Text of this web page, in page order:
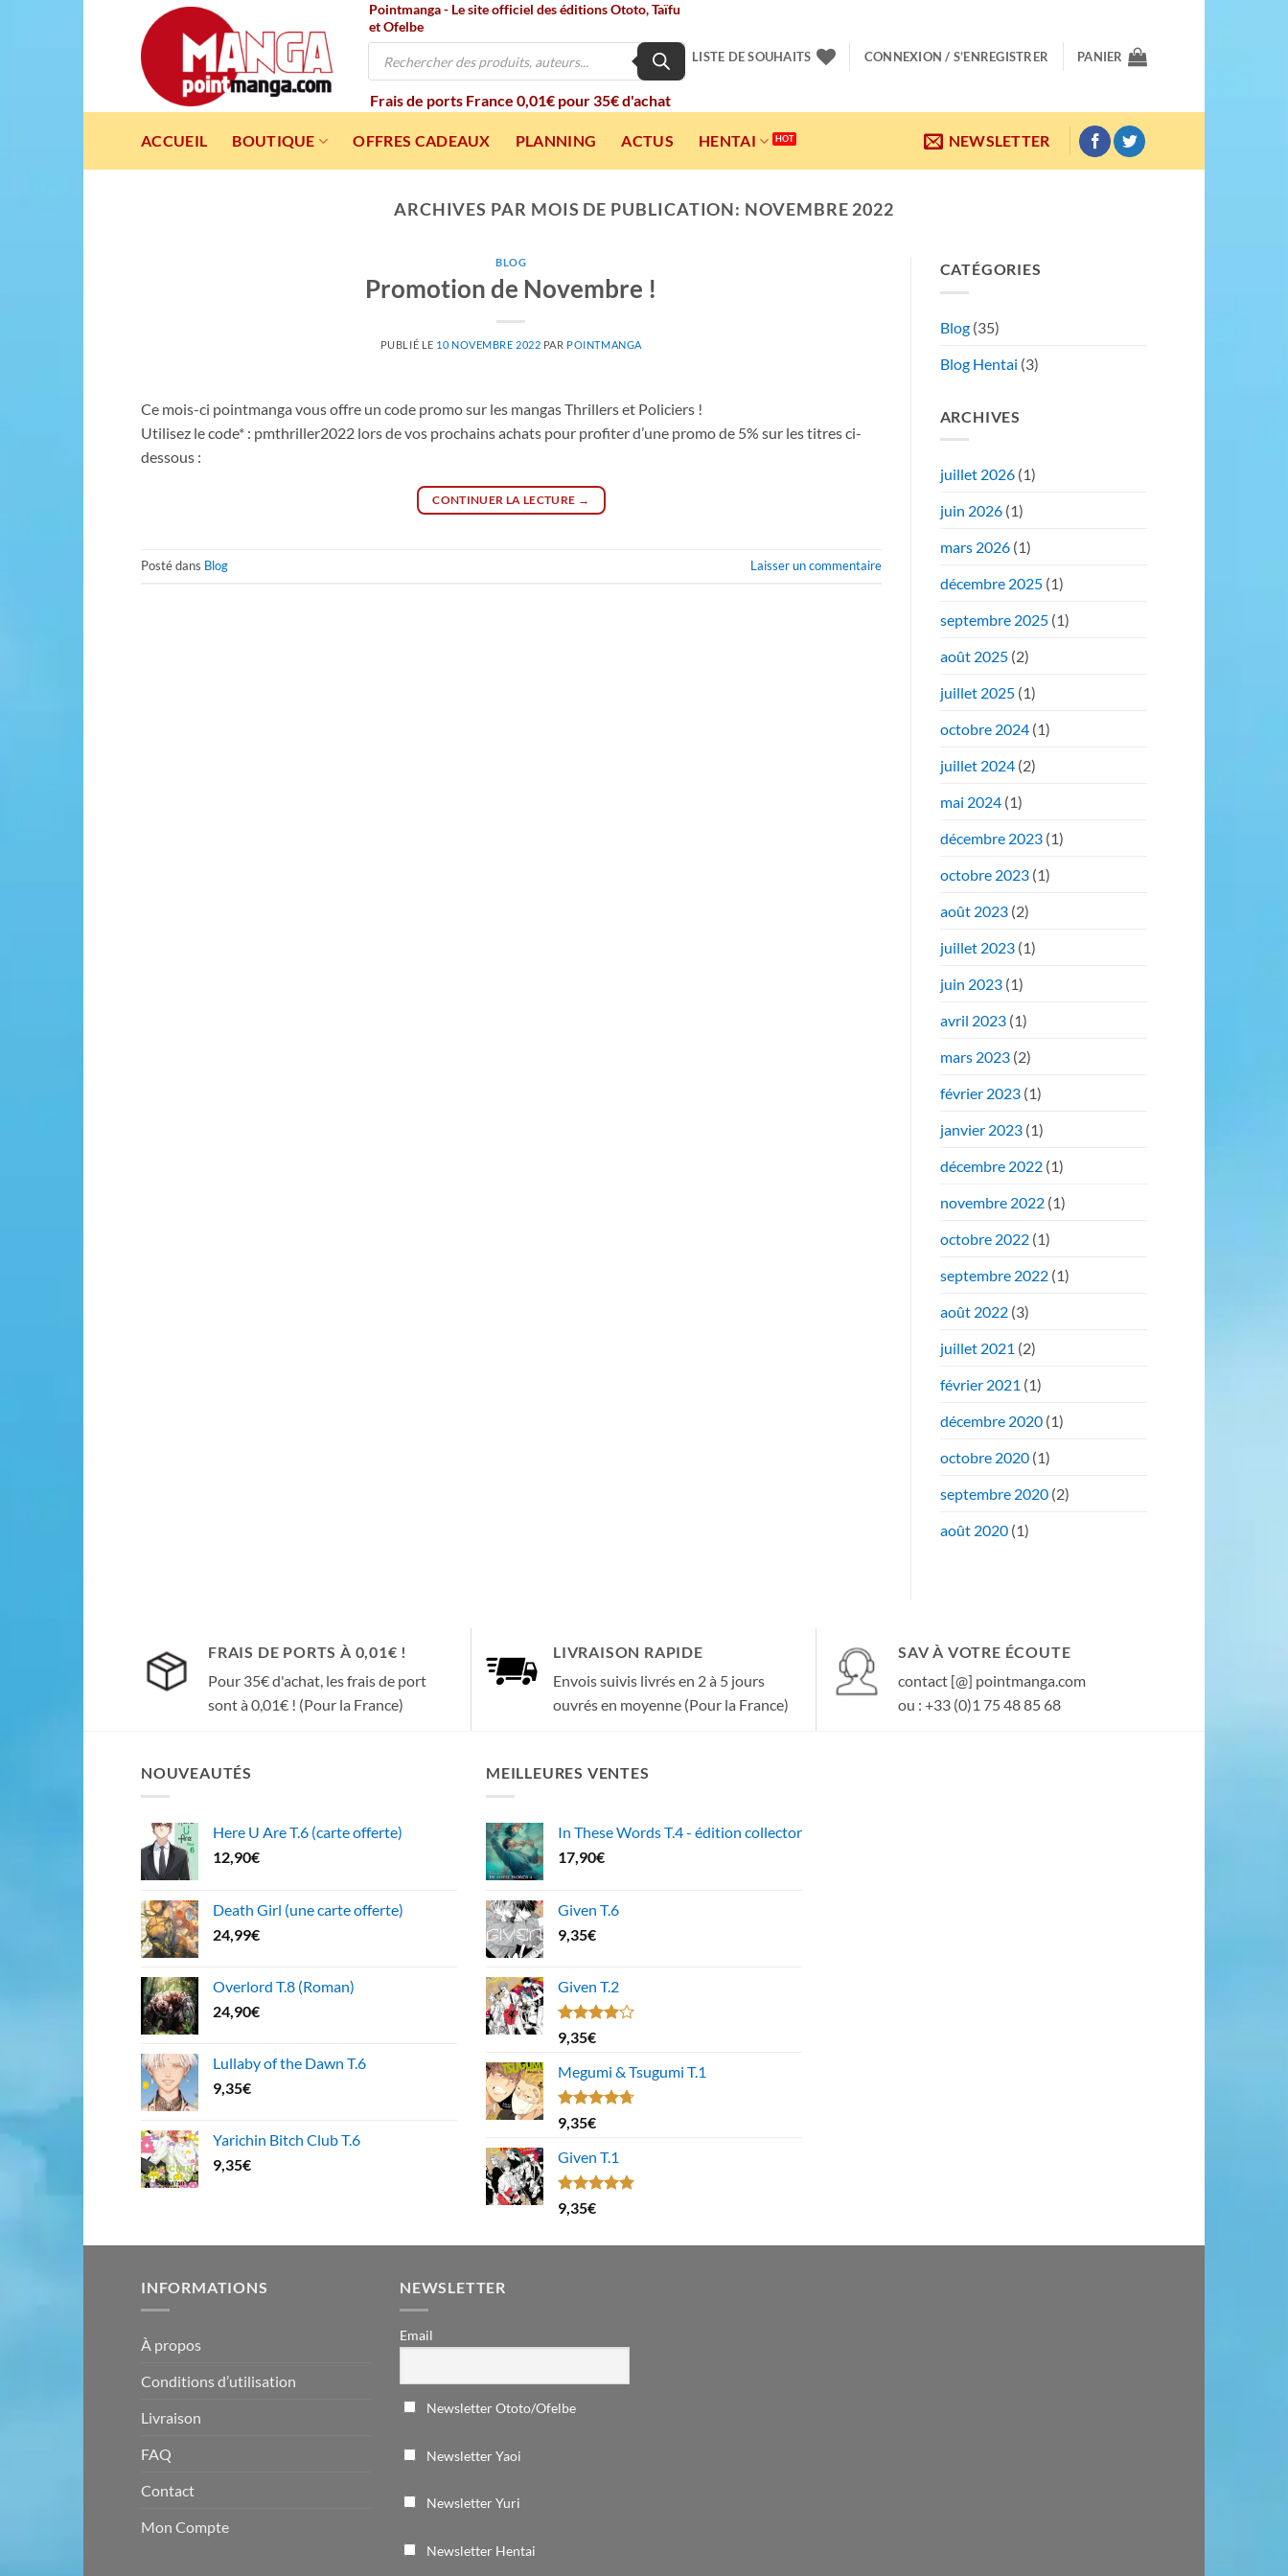
Pointmanga - Le site officiel des éditions Ototo, Taïfu
et Ofelbe
Recherche
Frais de ports France 0,01€ pour 35€ d'achat
LISTE DE SOUHAITS CONNEXION / S’ENREGISTRER PANIER
ACCUEIL BOUTIQUE OFFRES CADEAUX PLANNING ACTUS HENTAI NEWSLETTER
ARCHIVES PAR MOIS DE PUBLICATION: NOVEMBRE 2022
BLOG
Promotion de Novembre !
PUBLIÉ LE 10 NOVEMBRE 2022 PAR POINTMANGA
Ce mois-ci pointmanga vous offre un code promo sur les mangas Thrillers et Policiers !
Utilisez le code* : pmthriller2022 lors de vos prochains achats pour profiter d’une promo de 5% sur les titres ci-
dessous :
CONTINUER LA LECTURE →
Posté dans Blog Laisser un commentaire
CATÉGORIES
Blog(35)
Blog Hentai (3)
ARCHIVES
juillet 2026(1)
juin 2026(1)
mars 2026(1)
décembre 2025(1)
septembre 2025(1)
août 2025(2)
juillet 2025(1)
octobre 2024(1)
juillet 2024(2)
mai 2024(1)
décembre 2023(1)
octobre 2023(1)
août 2023(2)
juillet 2023(1)
juin 2023(1)
avril 2023(1)
mars 2023(2)
février 2023(1)
janvier 2023(1)
décembre 2022(1)
novembre 2022(1)
octobre 2022(1)
septembre 2022(1)
août 2022(3)
juillet 2021 (2)
février 2021 (1)
décembre 2020(1)
octobre 2020(1)
septembre 2020(2)
août 2020(1)
FRAIS DE PORTS À 0,01€ !
Pour 35€ d'achat, les frais de port
sont à 0,01€ ! (Pour la France)
LIVRAISON RAPIDE
Envois suivis livrés en 2 à 5 jours
ouvrés en moyenne (Pour la France)
SAV À VOTRE ÉCOUTE
contact [@] pointmanga.com
ou : +33 (0)1 75 48 85 68
NOUVEAUTÉS
Here U Are T.6 (carte offerte)
12,90€
Death Girl (une carte offerte)
24,99€
Overlord T.8 (Roman)
24,90€
Lullaby of the Dawn T.6
9,35€
Yarichin Bitch Club T.6
9,35€
MEILLEURES VENTES
In These Words T.4 - édition collector
17,90€
Given T.6
9,35€
Given T.2
Note
4.00
5
9,35€
Megumi & Tsugumi T.1
Note4.67
sur 5
9,35€
Given T.1
Note5.00
sur 5
9,35€
INFORMATIONS
À propos
Conditions d’utilisation
Livraison
FAQ
Contact
Mon Compte
NEWSLETTER
Email
Newsletter Ototo/Ofelbe
Newsletter Yaoi
Newsletter Yuri
Newsletter Hentai